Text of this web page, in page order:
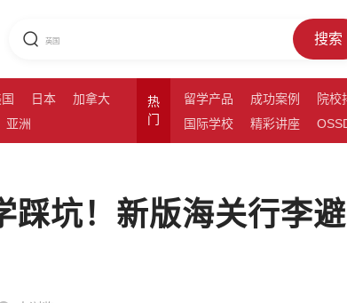
搜索
日本
加拿大
亚洲
热
门
留学产品 成功案例
院校
国际学校
精彩讲座
踩坑！新版海关行李